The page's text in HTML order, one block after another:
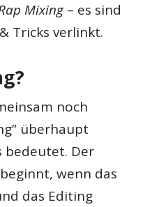
Mixing– es sind
Tricks verlinkt.
noch
überhaupt
bedeutet. Der
wenn das
das Editing